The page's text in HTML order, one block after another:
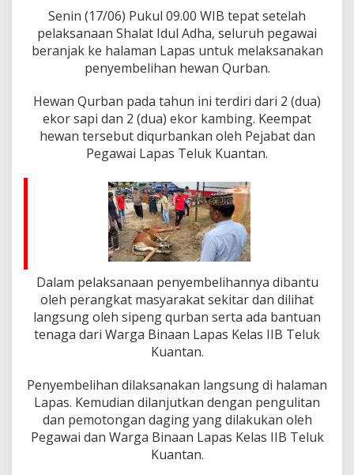
a
s
I
I
B
e
u
k
K
a
n
t
a
n
Q
u
r
b
a
n
k
2
E
k
o
S
Senin (17/06) Pukul 09.00 WIB tepat setelah
pelaksanaan Shalat Idul Adha, seluruh pegawai
beranjak ke halaman Lapas untuk melaksanakan
penyembelihan hewan Qurban.
Hewan Qurban pada tahun ini terdiri dari 2 (dua)
ekor sapi dan 2 (dua) ekor kambing. Keempat
hewan tersebut diqurbankan oleh Pejabat dan
Pegawai Lapas Teluk Kuantan.
Dalam pelaksanaan penyembelihannya dibantu
oleh perangkat masyarakat sekitar dan dilihat
langsung oleh sipeng qurban serta ada bantuan
tenaga dari Warga Binaan Lapas Kelas IIB Teluk
Kuantan.
Penyembelihan dilaksanakan langsung di halaman
Lapas. Kemudian dilanjutkan dengan pengulitan
dan pemotongan daging yang dilakukan oleh
Pegawai dan Warga Binaan Lapas Kelas IIB Teluk
Kuantan.